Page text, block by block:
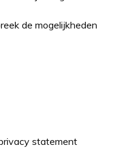
de mogelijkheden
statement